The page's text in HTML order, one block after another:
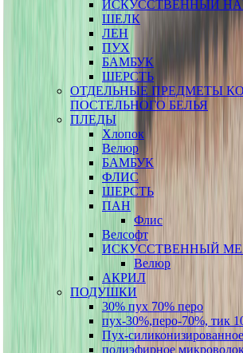
ИСКУССТВЕННЫЙ
ШЕЛК
ЛЕН
ПУХ
БАМБУК
ШЕРСТЬ
ОТДЕЛЬНЫЕ ПРЕДМЕТЫ
ПОСТЕЛЬНОГО БЕЛЬЯ
ПЛЕДЫ
Хлопок
Велюр
БАМБУК
ФЛИС
ШЕРСТЬ
ПАН
Флис
Велсофт
ИСКУССТВЕННЫЙ
Велюр
АКРИЛ
ПОДУШКИ
30% пух 70% перо
пух-30%,перо-70%, тик
Пух-
полиэфирное